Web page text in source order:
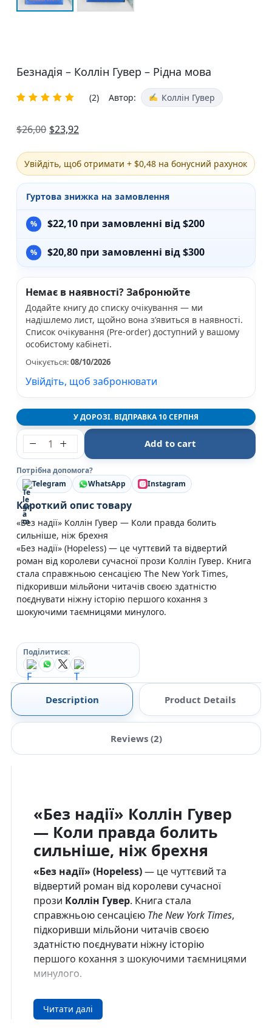
Безнадія – Коллін Гувер – Рідна мова
5.00out
of 5
customer
ratings
(2) Автор: Коллін Гувер
$26,00 $23,92
Увійдіть, щоб отримати + $0,48 на бонусний рахунок
Гуртова знижка на замовлення
$22,10 при замовленні від $200
$20,80 при замовленні від $300
Немає в наявності? Забронюйте
Додайте книгу до списку очікування — ми
надішлемо лист, щойно вона з’явиться в наявності.
Список очікування (Pre-order) доступний у вашому
особистому кабінеті.
Очікується:08/10/2026
Увійдіть, щоб забронювати
У ДОРОЗІ. ВІДПРАВКА 10 СЕРПНЯ
Безнадія - Коллін Гувер - Рідна мова quantity
Add to cart
Потрібна допомога?
Telegram
WhatsApp Instagram
Короткий опис товару
«Без надії» Коллін Гувер — Коли правда болить
сильніше, ніж брехня
«Без надії» (Hopeless) — це чуттєвий та відвертий
роман від королеви сучасної прози Коллін Гувер. Книга
стала справжньою сенсацією The New York Times,
підкоривши мільйони читачів своєю здатністю
поєднувати ніжну історію першого кохання з
шокуючими таємницями минулого.
Поділитися:
Description Product Details
Reviews (2)
«Без надії» Коллін Гувер
— Коли правда болить
сильніше, ніж брехня
«Без надії» (Hopeless)— це чуттєвий та
відвертий роман від королеви сучасної
прози Коллін Гувер. Книга стала
справжньою сенсацією The New York Times,
підкоривши мільйони читачів своєю
здатністю поєднувати ніжну історію
першого кохання з шокуючими таємницями
минулого.
Сюжет: Зустріч, що змінить
усе
Читати далі